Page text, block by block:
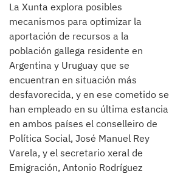
La Xunta explora posibles
mecanismos para optimizar la
aportación de recursos a la
población gallega residente en
Argentina y Uruguay que se
encuentran en situación más
desfavorecida, y en ese cometido se
han empleado en su última estancia
en ambos países el conselleiro de
Política Social, José Manuel Rey
Varela, y el secretario xeral de
Emigración, Antonio Rodríguez